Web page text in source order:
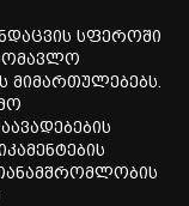
სფეროში